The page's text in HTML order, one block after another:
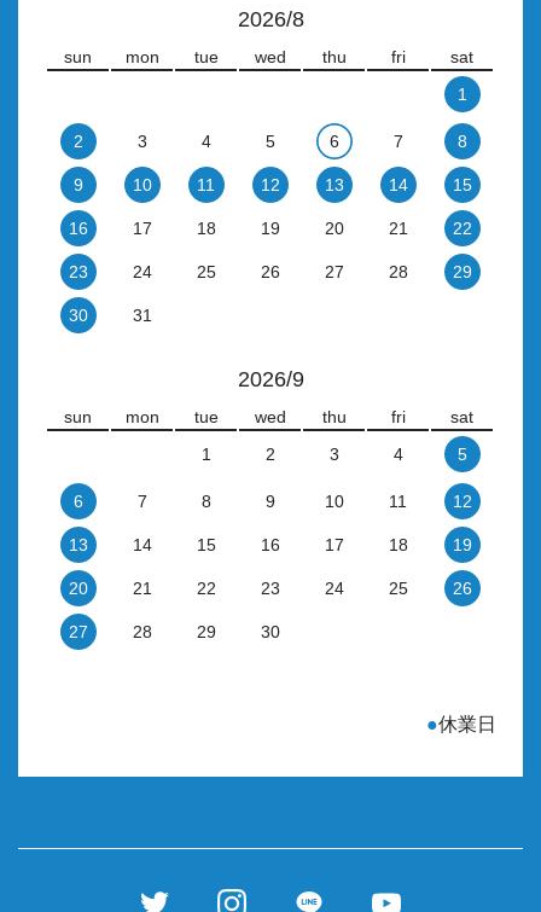
2026/8
sun mon tue wed thu fri
sat
1
2 3 4 5 6 7 8
9 10 11 12 13 14 15
16 17 18 19 20 21 22
23 24 25 26 27 28 29
30 31
2026/9
sun mon tue wed thu fri
sat
1
2 3 4 5
6 7 8 9 10 11 12
13 14 15 16 17 18 19
20 21 22 23 24 25 26
27 28 29 30
●休業日